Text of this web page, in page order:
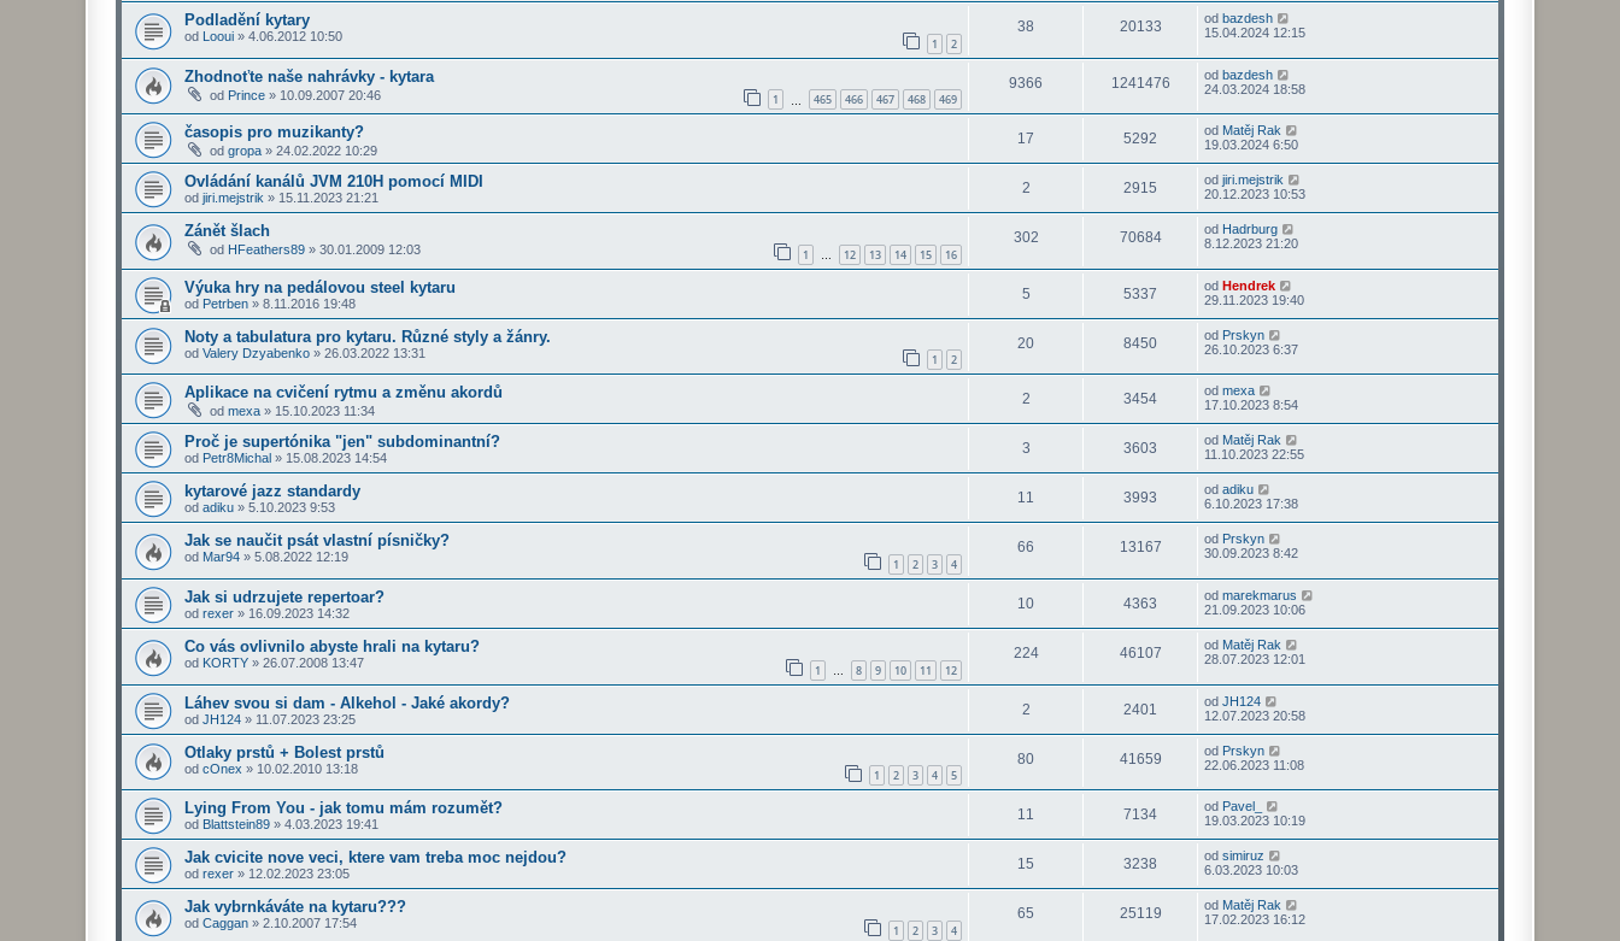
Podladění kytary
od Looui » 4.06.2012 10:50 1 2
38 20133 od bazdesh
15.04.2024 12:15
Zhodnoťte naše nahrávky - kytara
od Prince » 10.09.2007 20:46 1 465 466 467 468 469
9366 1241476 od bazdesh
24.03.2024 18:58
časopis pro muzikanty?
od gropa » 24.02.2022 10:29
17 5292 od Matěj Rak
19.03.2024 6:50
Ovládání kanálů JVM 210H pomocí MIDI
od jiri.mejstrik » 15.11.2023 21:21
2 2915 od jiri.mejstrik
20.12.2023 10:53
Zánět šlach
od HFeathers89 » 30.01.2009 12:03 1 … 12 13 14 15 16
302 70684 od Hadrburg
8.12.2023 21:20
Výuka hry na pedálovou steel kytaru
od Petrben » 8.11.2016 19:48
5 5337 od Hendrek
29.11.2023 19:40
Noty a tabulatura pro kytaru. Různé styly a žánry.
od Valery Dzyabenko » 26.03.2022 13:31 1 2
20 8450 od Prskyn
26.10.2023 6:37
Aplikace na cvičení rytmu a změnu akordů
od mexa » 15.10.2023 11:34
2 3454 od mexa
17.10.2023 8:54
Proč je supertónika "jen" subdominantní?
od Petr8Michal » 15.08.2023 14:54
3 3603 od Matěj Rak
11.10.2023 22:55
kytarové jazz standardy
od adiku » 5.10.2023 9:53
11 3993 od adiku
6.10.2023 17:38
Jak se naučit psát vlastní písničky?
od Mar94 » 5.08.2022 12:19 1 2 3 4
66 13167 od Prskyn
30.09.2023 8:42
Jak si udrzujete repertoar?
od rexer » 16.09.2023 14:32
10 4363 od marekmarus
21.09.2023 10:06
Co vás ovlivnilo abyste hrali na kytaru?
od KORTY » 26.07.2008 13:47 1 … 8 9 10 11 12
224 46107 od Matěj Rak
28.07.2023 12:01
Láhev svou si dam - Alkehol - Jaké akordy?
od JH124 » 11.07.2023 23:25
2 2401 od JH124
12.07.2023 20:58
Otlaky prstů + Bolest prstů
od cOnex » 10.02.2010 13:18 1 2 3 4 5
80 41659 od Prskyn
22.06.2023 11:08
Lying From You - jak tomu mám rozumět?
od Blattstein89 » 4.03.2023 19:41
11 7134 od Pavel_
19.03.2023 10:19
Jak cvicite nove veci, ktere vam treba moc nejdou?
od rexer » 12.02.2023 23:05
15 3238 od simiruz
6.03.2023 10:03
Jak vybrnkáváte na kytaru???
od Caggan » 2.10.2007 17:54 1 2 3 4
65 25119 od Matěj Rak
17.02.2023 16:12